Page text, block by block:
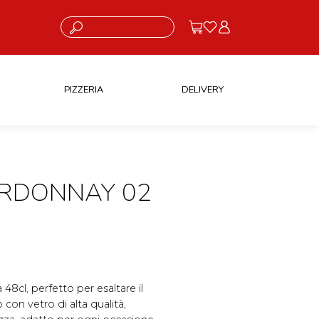
Cosa stai cercando?
PIZZERIA DELIVERY
02
48cl, perfetto per esaltare il
vetro di alta qualità,